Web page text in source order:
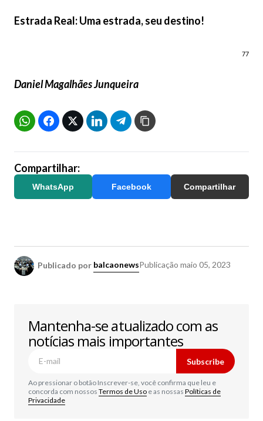
Estrada Real: Uma estrada, seu destino!
77
Daniel Magalhães Junqueira
Compartilhar:
WhatsApp Facebook Compartilhar
Publicado por balcaonewsPublicação maio 05, 2023
Mantenha-se atualizado com as
notícias mais importantes
Subscribe
Ao pressionar o botão Inscrever-se, você confirma que leu e
concorda com nossos Termos de Uso e as nossas Políticas de
Privacidade